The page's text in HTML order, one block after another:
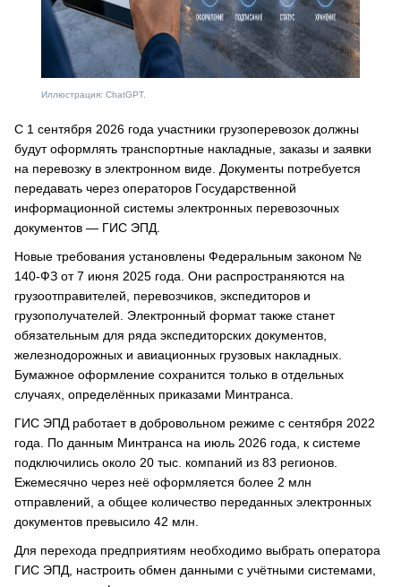
Иллюстрация: ChatGPT.
С 1 сентября 2026 года участники грузоперевозок должны
будут оформлять транспортные накладные, заказы и заявки
на перевозку в электронном виде. Документы потребуется
передавать через операторов Государственной
информационной системы электронных перевозочных
документов — ГИС ЭПД.
Новые требования установлены Федеральным законом №
140-ФЗ от 7 июня 2025 года. Они распространяются на
грузоотправителей, перевозчиков, экспедиторов и
грузополучателей. Электронный формат также станет
обязательным для ряда экспедиторских документов,
железнодорожных и авиационных грузовых накладных.
Бумажное оформление сохранится только в отдельных
случаях, определённых приказами Минтранса.
ГИС ЭПД работает в добровольном режиме с сентября 2022
года. По данным Минтранса на июль 2026 года, к системе
подключились около 20 тыс. компаний из 83 регионов.
Ежемесячно через неё оформляется более 2 млн
отправлений, а общее количество переданных электронных
документов превысило 42 млн.
Для перехода предприятиям необходимо выбрать оператора
ГИС ЭПД, настроить обмен данными с учётными системами,